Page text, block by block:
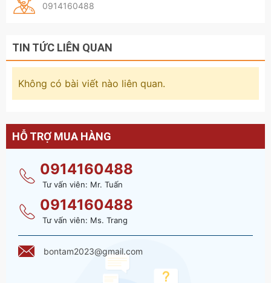
0914160488
TIN TỨC LIÊN QUAN
Không có bài viết nào liên quan.
HỖ TRỢ MUA HÀNG
0914160488
Tư vấn viên: Mr. Tuấn
0914160488
Tư vấn viên: Ms. Trang
bontam2023@gmail.com